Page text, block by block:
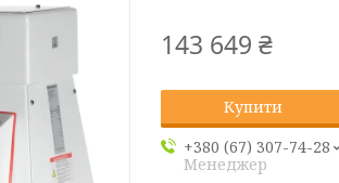
143 649 ₴
Купити
+380 (67) 307-74-28
Менеджер